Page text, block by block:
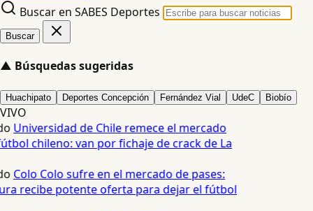
Buscar en SABES Deportes
Buscar
▲ Búsquedas sugeridas
Huachipato Deportes Concepción Fernández Vial UdeC Biobío
VIVO
Universidad de Chile remece el mercado
chileno: van por fichaje de crack de La
Colo Colo sufre en el mercado de pases:
recibe potente oferta para dejar el fútbol